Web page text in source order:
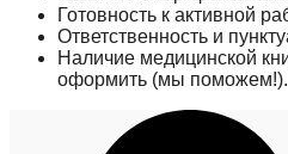
Готовность к активной
Ответственность и
Наличие медицинской
оформить (мы поможем!).